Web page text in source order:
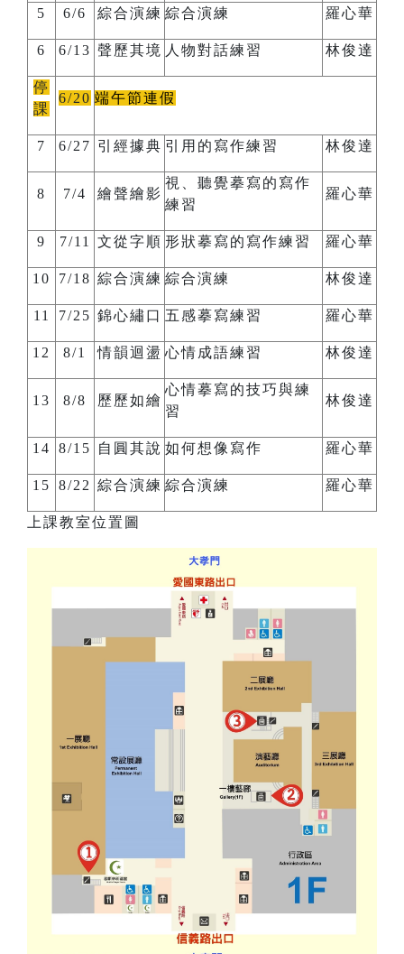
5 6/6 綜合演練 綜合演練 羅心華
6 6/13 聲歷其境 人物對話練習 林俊達
停
課
6/20 端午節連假
7 6/27 引經據典 引用的寫作練習 林俊達
8 7/4 繪聲繪影
視、聽覺摹寫的寫作
練習
羅心華
9 7/11 文從字順 形狀摹寫的寫作練習 羅心華
10 7/18 綜合演練 綜合演練 林俊達
11 7/25 錦心繡口 五感摹寫練習 羅心華
12 8/1 情韻迴盪 心情成語練習 林俊達
13 8/8 歷歷如繪
心情摹寫的技巧與練
習
林俊達
14 8/15 自圓其說 如何想像寫作 羅心華
15 8/22 綜合演練 綜合演練 羅心華
上課教室位置圖